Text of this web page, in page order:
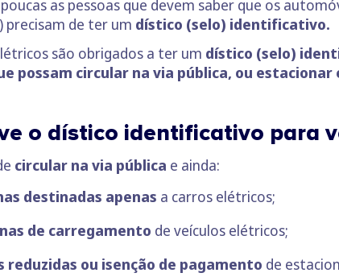
as pessoas que devem saber que os
precisam de ter um dístico (selo) identificativo.
são obrigados a ter um dístico (selo)
possam circular na via pública, ou
o dístico identificativo para
circular na via pública e ainda:
destinadas apenas a carros elétricos;
de carregamento de veículos elétricos;
reduzidas ou isenção de pagamento de